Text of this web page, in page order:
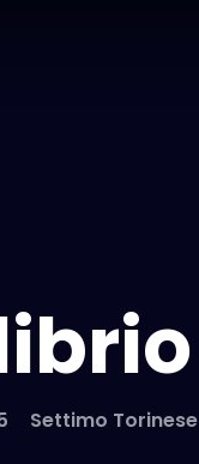
Settimo Torinese